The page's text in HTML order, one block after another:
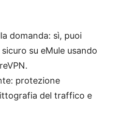
domanda: sì, puoi
su eMule usando
protezione
del traffico e